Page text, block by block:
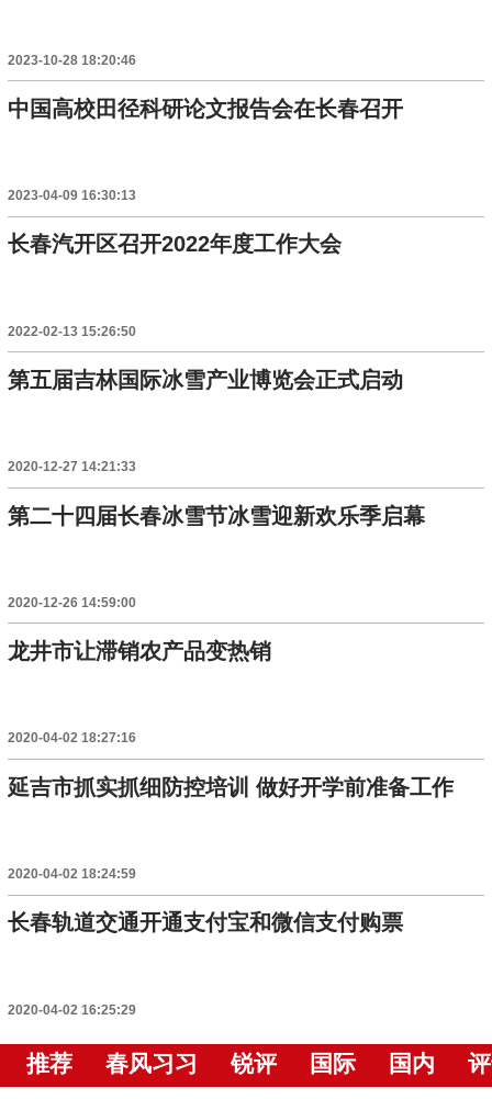
2023-10-28 18:20:46
中国高校田径科研论文报告会在长春召开
2023-04-09 16:30:13
长春汽开区召开2022年度工作大会
2022-02-13 15:26:50
第五届吉林国际冰雪产业博览会正式启动
2020-12-27 14:21:33
第二十四届长春冰雪节冰雪迎新欢乐季启幕
2020-12-26 14:59:00
龙井市让滞销农产品变热销
2020-04-02 18:27:16
延吉市抓实抓细防控培训 做好开学前准备工作
2020-04-02 18:24:59
长春轨道交通开通支付宝和微信支付购票
2020-04-02 16:25:29
推荐 春风习习 锐评 国际 国内